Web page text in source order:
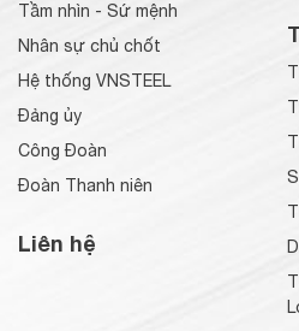
Tầm nhìn - Sứ mệnh
Nhân sự chủ chốt
Hệ thống VNSTEEL
Đảng ủy
Công Đoàn
Đoàn Thanh niên
Liên hệ